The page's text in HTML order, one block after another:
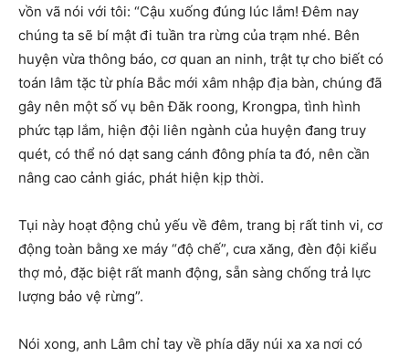
vồn vã nói với tôi: “Cậu xuống đúng lúc lắm! Đêm nay
chúng ta sẽ bí mật đi tuần tra rừng của trạm nhé. Bên
huyện vừa thông báo, cơ quan an ninh, trật tự cho biết có
toán lâm tặc từ phía Bắc mới xâm nhập địa bàn, chúng đã
gây nên một số vụ bên Đăk roong, Krongpa, tình hình
phức tạp lắm, hiện đội liên ngành của huyện đang truy
quét, có thể nó dạt sang cánh đông phía ta đó, nên cần
nâng cao cảnh giác, phát hiện kịp thời.
Tụi này hoạt động chủ yếu về đêm, trang bị rất tinh vi, cơ
động toàn bằng xe máy “độ chế”, cưa xăng, đèn đội kiểu
thợ mỏ, đặc biệt rất manh động, sẵn sàng chống trả lực
lượng bảo vệ rừng”.
Nói xong, anh Lâm chỉ tay về phía dãy núi xa xa nơi có